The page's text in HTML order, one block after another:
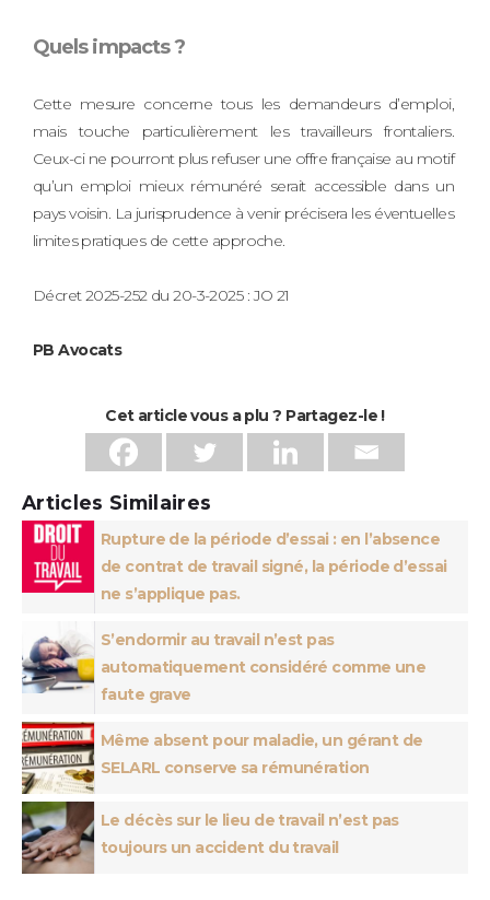
Quels impacts ?
Cette mesure concerne tous les demandeurs d’emploi,
mais touche particulièrement les travailleurs frontaliers.
Ceux-ci ne pourront plus refuser une offre française au motif
qu’un emploi mieux rémunéré serait accessible dans un
pays voisin. La jurisprudence à venir précisera les éventuelles
limites pratiques de cette approche.
Décret 2025-252 du 20-3-2025 : JO 21
PB Avocats
Cet article vous a plu ? Partagez-le !
Articles Similaires
Rupture de la période d’essai : en l’absence
de contrat de travail signé, la période d’essai
ne s’applique pas.
S’endormir au travail n’est pas
automatiquement considéré comme une
faute grave
Même absent pour maladie, un gérant de
SELARL conserve sa rémunération
Le décès sur le lieu de travail n’est pas
toujours un accident du travail